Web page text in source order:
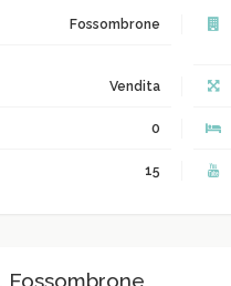
Fossombrone
Vendita
0
15
Fossombrone